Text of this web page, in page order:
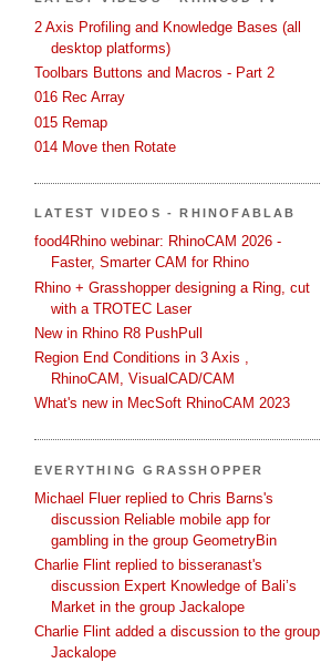
2 Axis Profiling and Knowledge Bases (all
desktop platforms)
Toolbars Buttons and Macros - Part 2
016 Rec Array
015 Remap
014 Move then Rotate
LATEST VIDEOS - RHINOFABLAB
food4Rhino webinar: RhinoCAM 2026 -
Faster, Smarter CAM for Rhino
Rhino + Grasshopper designing a Ring, cut
with a TROTEC Laser
New in Rhino R8 PushPull
Region End Conditions in 3 Axis ,
RhinoCAM, VisualCAD/CAM
What's new in MecSoft RhinoCAM 2023
EVERYTHING GRASSHOPPER
Michael Fluer replied to Chris Barns's
discussion Reliable mobile app for
gambling in the group GeometryBin
Charlie Flint replied to bisseranast's
discussion Expert Knowledge of Bali’s
Market in the group Jackalope
Charlie Flint added a discussion to the group
Jackalope